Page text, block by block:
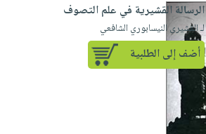
الرسالة القشيرية في علم التصوف
لـ القشيرى النيسابوري الشافعي
أضف إلى الطلبية